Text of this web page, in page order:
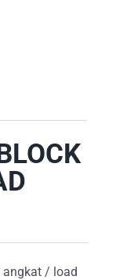
angkat / load